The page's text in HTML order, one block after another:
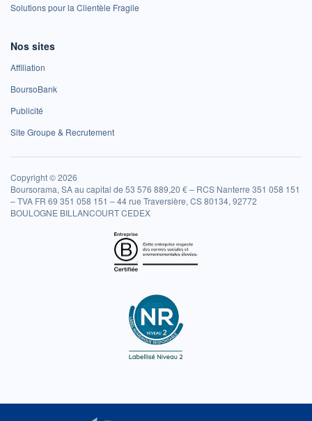
Solutions pour la Clientèle Fragile
Nos sites
Affiliation
BoursoBank
Publicité
Site Groupe & Recrutement
Copyright © 2026
Boursorama, SA au capital de 53 576 889,20 € – RCS Nanterre 351 058 151
– TVA FR 69 351 058 151 – 44 rue Traversière, CS 80134, 92772
BOULOGNE BILLANCOURT CEDEX